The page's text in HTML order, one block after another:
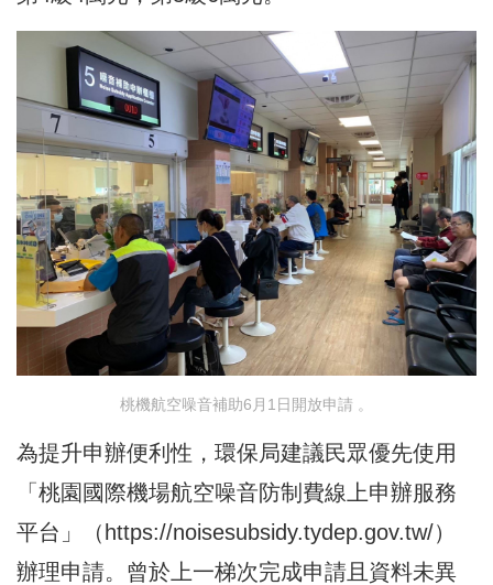
桃機航空噪音補助6月1日開放申請 。
為提升申辦便利性，環保局建議民眾優先使用
「桃園國際機場航空噪音防制費線上申辦服務
平台」（ https://noisesubsidy.tydep.gov.tw/）
辦理申請。曾於上一梯次完成申請且資料未異